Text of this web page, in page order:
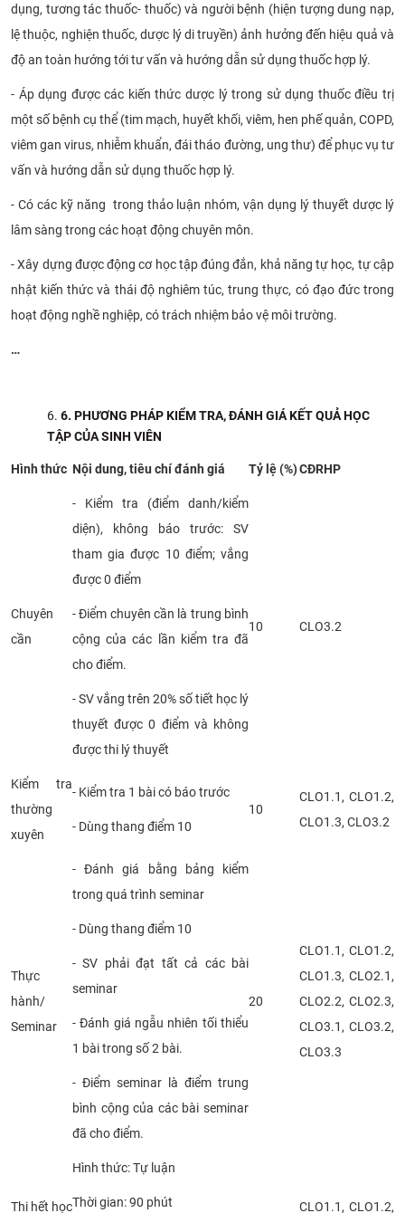
dụng, tương tác thuốc- thuốc) và người bệnh (hiện tượng dung nạp,
lệ thuộc, nghiện thuốc, dược lý di truyền) ảnh hưởng đến hiệu quả và
độ an toàn hướng tới tư vấn và hướng dẫn sử dụng thuốc hợp lý.
- Áp dụng được các kiến thức dược lý trong sử dụng thuốc điều trị
một số bệnh cụ thể (tim mạch, huyết khối, viêm, hen phế quản, COPD,
viêm gan virus, nhiễm khuẩn, đái tháo đường, ung thư) để phục vụ tư
vấn và hướng dẫn sử dụng thuốc hợp lý.
- Có các kỹ năng trong thảo luận nhóm, vận dụng lý thuyết dược lý
lâm sàng trong các hoạt động chuyên môn.
- Xây dựng được động cơ học tập đúng đắn, khả năng tự học, tự cập
nhật kiến thức và thái độ nghiêm túc, trung thực, có đạo đức trong
hoạt động nghề nghiệp, có trách nhiệm bảo vệ môi trường.
…
6. PHƯƠNG PHÁP KIỂM TRA, ĐÁNH GIÁ KẾT QUẢ HỌC
TẬP CỦA SINH VIÊN
Hình thức Nội dung, tiêu chí đánh giá Tỷ lệ (%)CĐRHP
Chuyên
cần
- Kiểm tra (điểm danh/kiểm
diện), không báo trước: SV
tham gia được 10 điểm; vắng
được 0 điểm
- Điểm chuyên cần là trung bình
cộng của các lần kiểm tra đã
cho điểm.
- SV vắng trên 20% số tiết học lý
thuyết được 0 điểm và không
được thi lý thuyết
10 CLO3.2
Kiểm tra
thường
xuyên
- Kiểm tra 1 bài có báo trước
- Dùng thang điểm 10
10
CLO1.1, CLO1.2,
CLO1.3, CLO3.2
Thực
hành/
Seminar
- Đánh giá bằng bảng kiểm
trong quá trình seminar
- Dùng thang điểm 10
- SV phải đạt tất cả các bài
seminar
- Đánh giá ngẫu nhiên tối thiểu
1 bài trong số 2 bài.
- Điểm seminar là điểm trung
bình cộng của các bài seminar
đã cho điểm.
20
CLO1.1, CLO1.2,
CLO1.3, CLO2.1,
CLO2.2, CLO2.3,
CLO3.1, CLO3.2,
CLO3.3
Thi hết học
Hình thức: Tự luận
Thời gian: 90 phút
CLO1.1, CLO1.2,